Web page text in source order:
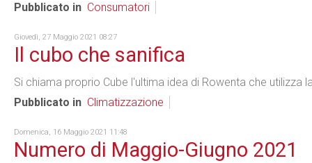
Pubblicato in Consumatori
Giovedì, 27 Maggio 2021 08:27
Il cubo che sanifica
Si chiama proprio Cube l'ultima idea di Rowenta che utilizza
Pubblicato in Climatizzazione
Domenica, 16 Maggio 2021 11:48
Numero di Maggio-Giugno 2021